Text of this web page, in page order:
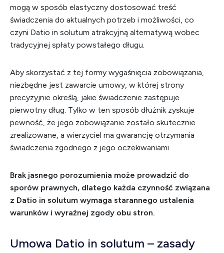
mogą w sposób elastyczny dostosować treść
świadczenia do aktualnych potrzeb i możliwości, co
czyni Datio in solutum atrakcyjną alternatywą wobec
tradycyjnej spłaty powstałego długu.
Aby skorzystać z tej formy wygaśnięcia zobowiązania,
niezbędne jest zawarcie umowy, w której strony
precyzyjnie określą, jakie świadczenie zastępuje
pierwotny dług. Tylko w ten sposób dłużnik zyskuje
pewność, że jego zobowiązanie zostało skutecznie
zrealizowane, a wierzyciel ma gwarancję otrzymania
świadczenia zgodnego z jego oczekiwaniami.
Brak jasnego porozumienia może prowadzić do
sporów prawnych, dlatego każda czynność związana
z Datio in solutum wymaga starannego ustalenia
warunków i wyraźnej zgody obu stron.
Umowa Datio in solutum – zasady